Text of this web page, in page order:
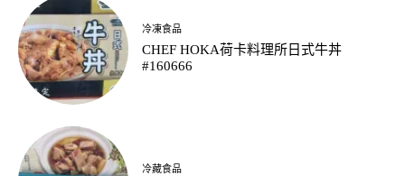
冷凍食品
CHEF HOKA荷卡料理所日式牛丼
#160666
冷藏食品